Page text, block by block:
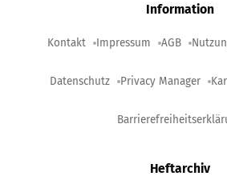
Information
Kontakt Impressum AGB
Datenschutz Privacy Manager
Heftarchiv